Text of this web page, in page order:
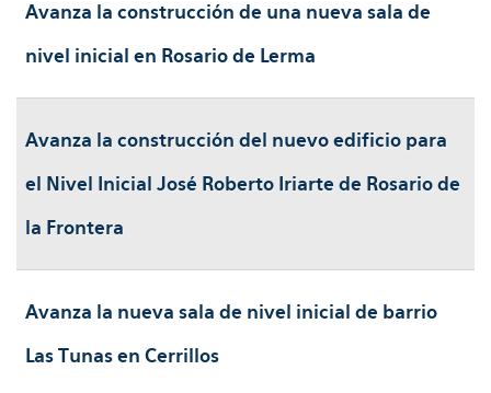
Avanza la construcción de una nueva sala de
nivel inicial en Rosario de Lerma
Avanza la construcción del nuevo edificio para
el Nivel Inicial José Roberto Iriarte de Rosario de
la Frontera
Avanza la nueva sala de nivel inicial de barrio
Las Tunas en Cerrillos